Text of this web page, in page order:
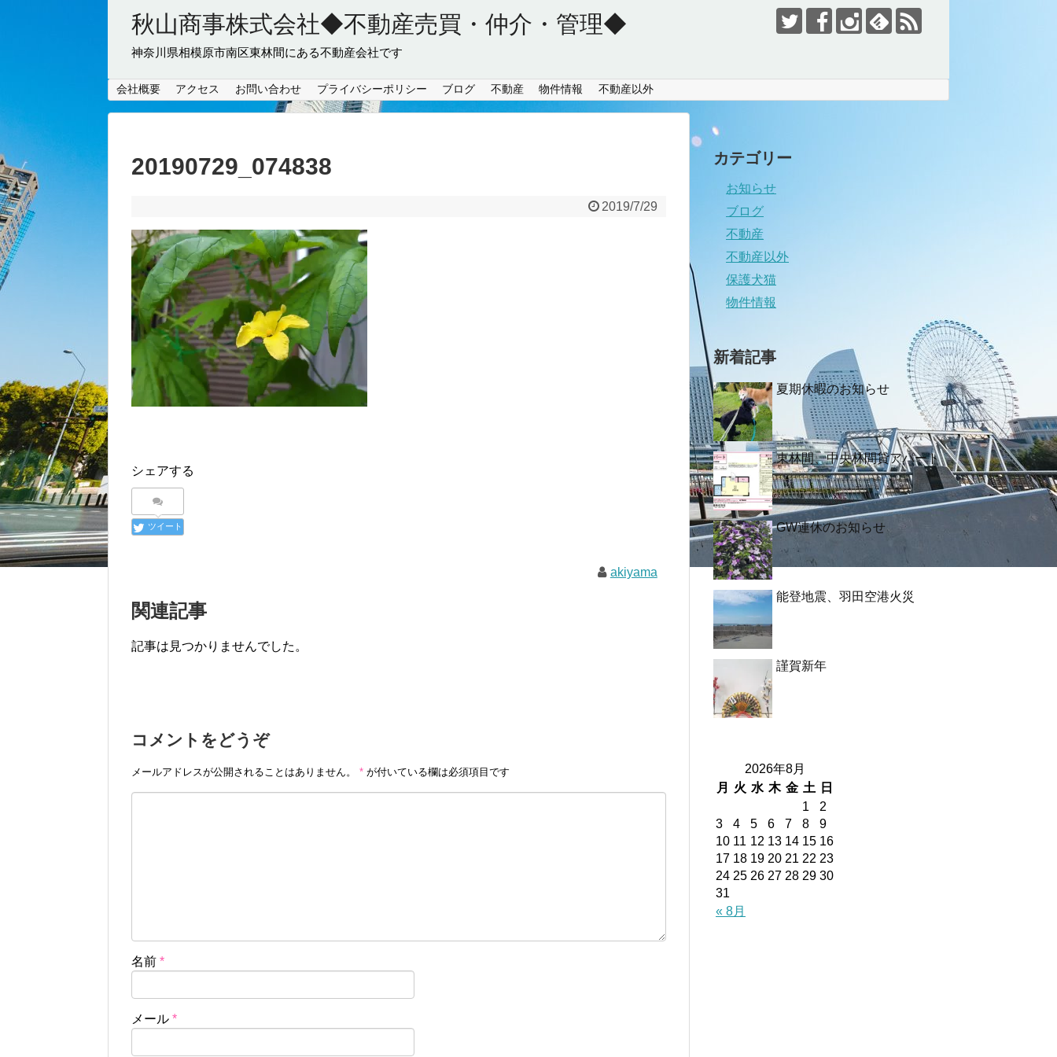
秋山商事株式会社◆不動産売買・仲介・管理◆
神奈川県相模原市南区東林間にある不動産会社です
会社概要 アクセス お問い合わせ プライバシーポリシー ブログ 不動産 物件情報 不動産以外
20190729_074838
2019/7/29
シェアする
ツイート
akiyama
関連記事
記事は見つかりませんでした。
コメントをどうぞ
メールアドレスが公開されることはありません。 * が付いている欄は必須項目です
名前 *
メール *
カテゴリー
お知らせ
ブログ
不動産
不動産以外
保護犬猫
物件情報
新着記事
夏期休暇のお知らせ
東林間、中央林間貸アパート
GW連休のお知らせ
能登地震、羽田空港火災
謹賀新年
2026年8月
月
火 水 木 金 土 日
« 8月
1
2
3
4 5 6 7 8
9
10 11 12 13 14 15 16
17 18 19 20 21 22 23
24 25 26 27 28 29 30
31